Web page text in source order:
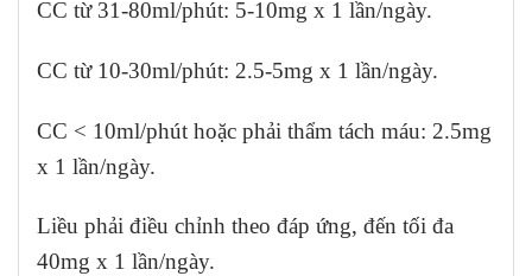
CC từ 31-80ml/phút: 5-10mg x 1 lần/ngày.
CC từ 10-30ml/phút: 2.5-5mg x 1 lần/ngày.
CC < 10ml/phút hoặc phải thẩm tách máu: 2.5mg
x 1 lần/ngày.
Liều phải điều chỉnh theo đáp ứng, đến tối đa
40mg x 1 lần/ngày.